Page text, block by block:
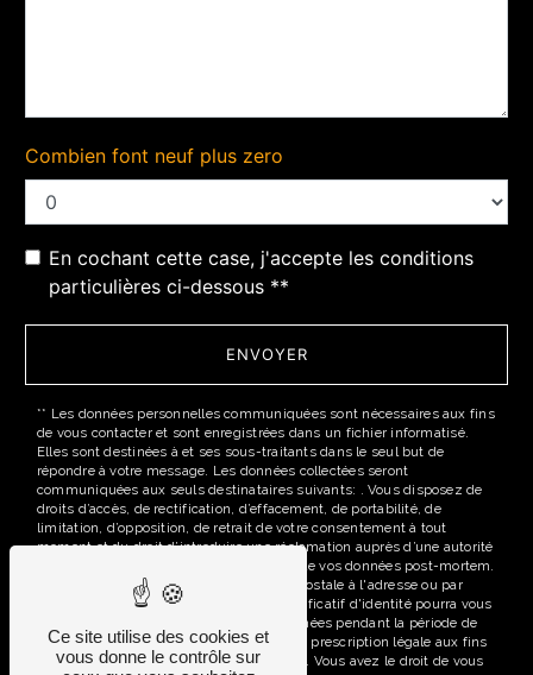
Combien font neuf plus zero
En cochant cette case, j'accepte les conditions
particulières ci-dessous **
ENVOYER
** Les données personnelles communiquées sont nécessaires aux fins
de vous contacter et sont enregistrées dans un fichier informatisé.
Elles sont destinées à et ses sous-traitants dans le seul but de
répondre à votre message. Les données collectées seront
communiquées aux seuls destinataires suivants: . Vous disposez de
droits d’accès, de rectification, d’effacement, de portabilité, de
limitation, d’opposition, de retrait de votre consentement à tout
moment et du droit d’introduire une réclamation auprès d’une autorité
de contrôle, ainsi que d’organiser le sort de vos données post-mortem.
Vous pouvez exercer ces droits par voie postale à l'adresse ou par
courrier électronique à l'adresse . Un justificatif d'identité pourra vous
être demandé. Nous conservons vos données pendant la période de
prise de contact puis pendant la durée de prescription légale aux fins
probatoires et de gestion des contentieux. Vous avez le droit de vous
Ce site utilise des cookies et
vous donne le contrôle sur